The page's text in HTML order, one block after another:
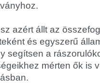
azért állt az
és egyszerű
segítsen a
mérten ők is